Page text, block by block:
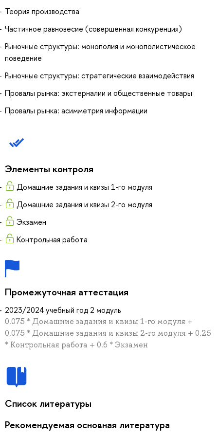
Теория производства
Частичное равновесие (совершенная конкуренция)
Рыночные структуры: монополия и монополистическое
поведение
Рыночные структуры: стратегические взаимодействия
Провалы рынка: экстерналии и общественные товары
Провалы рынка: асимметрия информации
Элементы контроля
Домашние задания и квизы 1-го модуля
Домашние задания и квизы 2-го модуля
Экзамен
Контрольная работа
Промежуточная аттестация
2023/2024 учебный год 2 модуль
0.075 * Домашние задания и квизы 1-го модуля +
0.075 * Домашние задания и квизы 2-го модуля + 0.25
* Контрольная работа + 0.6 * Экзамен
Список литературы
Рекомендуемая основная литература